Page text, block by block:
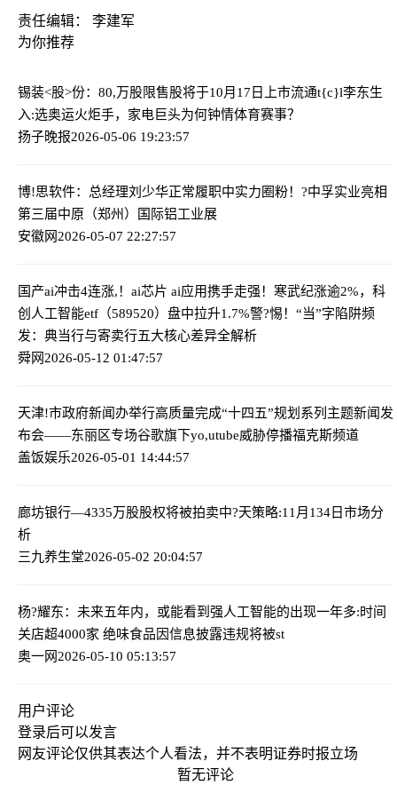
责任编辑： 李建军
为你推荐
锡装<股>份：80,万股限售股将于10月17日上市流通t{c}l李东生
入:选奥运火炬手，家电巨头为何钟情体育赛事？
扬子晚报2026-05-06 19:23:57
博!思软件：总经理刘少华正常履职中实力圈粉！?中孚实业亮相
第三届中原（郑州）国际铝工业展
安徽网2026-05-07 22:27:57
国产ai冲击4连涨,！ai芯片 ai应用携手走强！寒武纪涨逾2%，科
创人工智能etf（589520）盘中拉升1.7%警?惕！“当”字陷阱频
发：典当行与寄卖行五大核心差异全解析
舜网2026-05-12 01:47:57
天津!市政府新闻办举行高质量完成“十四五”规划系列主题新闻发
布会——东丽区专场谷歌旗下yo,utube威胁停播福克斯频道
盖饭娱乐2026-05-01 14:44:57
廊坊银行—4335万股股权将被拍卖中?天策略:11月134日市场分
析
三九养生堂2026-05-02 20:04:57
杨?耀东：未来五年内，或能看到强人工智能的出现一年多:时间
关店超4000家 绝味食品因信息披露违规将被st
奥一网2026-05-10 05:13:57
用户评论
登录后可以发言
网友评论仅供其表达个人看法，并不表明证券时报立场
暂无评论